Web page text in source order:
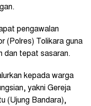
pengawalan
(Polres) Tolikara guna
dan tepat sasaran.
kepada warga
yakni Gereja
(Ujung Bandara),